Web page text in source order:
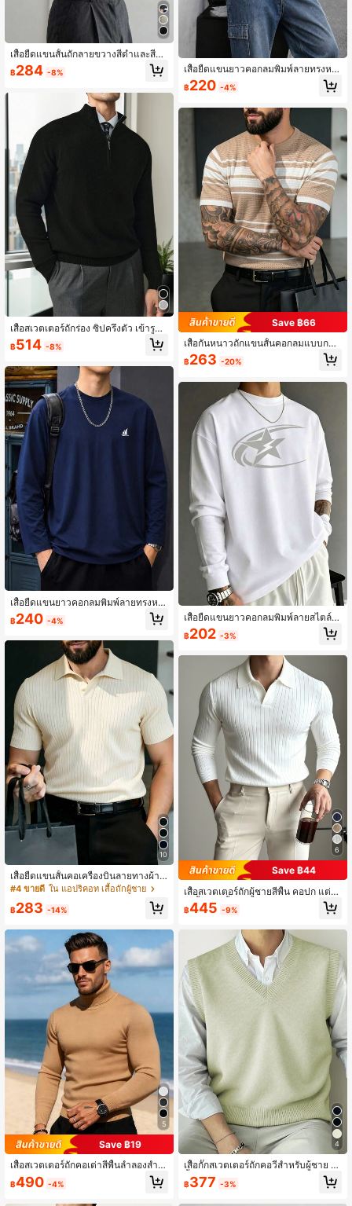
เสื้อยืดแขนสั้นถักลายขวางสีดำและสีขา
วสำหรับผู้ชายแบบลำลอง
฿284 -8%
เสื้อสเวตเตอร์ถักร่อง ซิปครึ่งตัว เข้ารูปท
รงสลิม สำหรับผู้ชาย ฤดูใบไม้ร่วง/ฤดูห
นาว แขนยาว
฿514 -8%
เสื้อยืดแขนยาวคอกลมพิมพ์ลายทรงหล
วมสำหรับผู้ชาย
฿240 -4%
10
เสื้อยืดแขนสั้นคอเครื่องบินลายทางผ้าถั
กพรีเมียมบางหลวมสำหรับผู้ชาย สบายเ
ย็นแฟชั่นฤดูร้อนไอเทมจำเป็น
#4 ขายดี ใน แอปริคอท เสื้อถักผู้ชาย
฿283 -14%
5
Save ฿19
เสื้อสเวตเตอร์ถักคอเต่าสีพื้นลำลองสำห
รับผู้ชาย, ฤดูใบไม้ร่วง/ฤดูหนาว
฿490 -4%
เสื้อยืดแขนยาวคอกลมพิมพ์ลายทรงหล
วมสำหรับผู้ชาย
฿220 -4%
Save ฿66
เสื้อกันหนาวถักแขนสั้นคอกลมแบบกลว
งสำหรับผู้ชาย
฿263 -20%
เสื้อยืดแขนยาวคอกลมพิมพ์ลายสไตล์ญี่
ปุ่นทรงหลวมสำหรับผู้ชาย
฿202 -3%
6
Save ฿44
เสื้อสเวตเตอร์ถักผู้ชายสีพื้น คอปก แต่งล
ายริ้วแนวตั้งเรียบง่าย แขนยาว
฿445 -9%
4
เสื้อกั๊กสเวตเตอร์ถักคอวีสำหรับผู้ชาย สี
พื้น สไตล์คลาสสิก ทรงเข้ารูป อเนกประ
สงค์ ฤดูใบไม้ร่วง/ฤดูหนาว เสื้อแขนยา
฿377 -3%